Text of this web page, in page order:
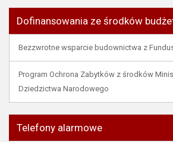
Dofinansowania ze środków
Bezzwrotne wsparcie budownictwa z
Program Ochrona Zabytków z środków
Dziedzictwa Narodowego
Telefony alarmowe